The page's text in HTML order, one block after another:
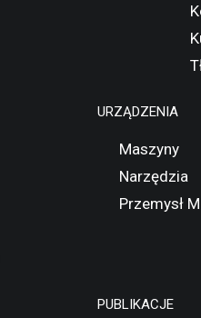
URZĄDZENIA
Maszyny
Narzędzia
Przemysł
PUBLIKACJE